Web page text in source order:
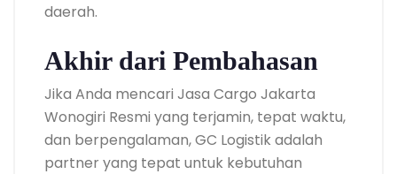
daerah.
Akhir dari Pembahasan
Jika Anda mencari Jasa Cargo Jakarta
Wonogiri Resmi yang terjamin, tepat waktu,
dan berpengalaman, GC Logistik adalah
partner yang tepat untuk kebutuhan